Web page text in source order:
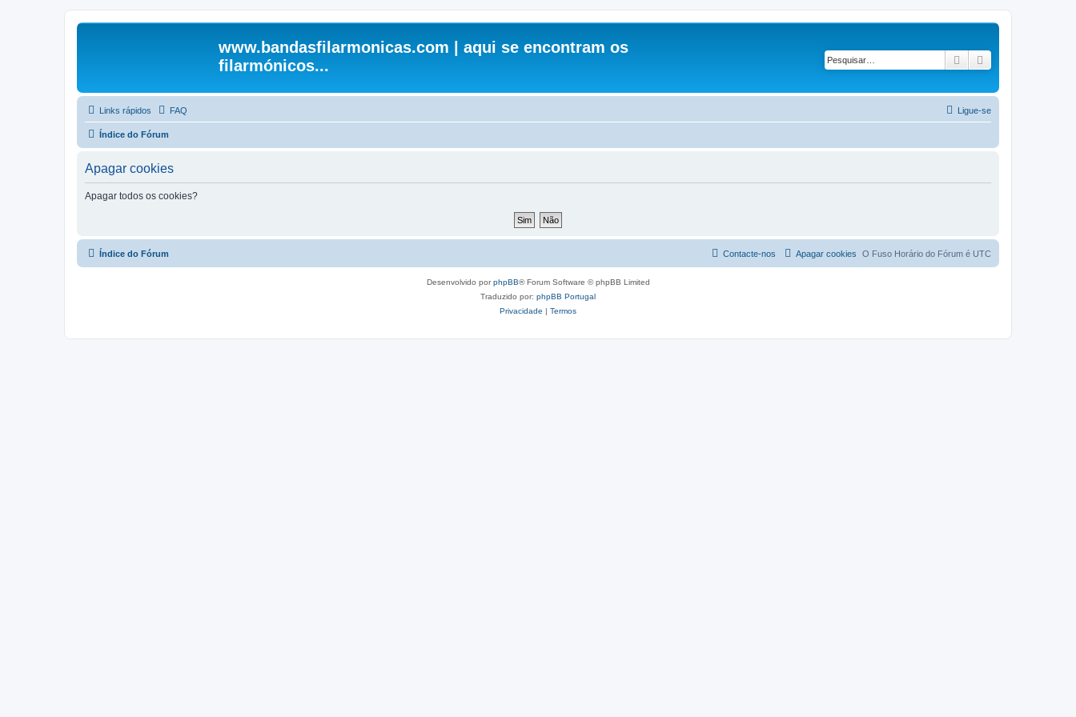
www.bandasfilarmonicas.com | aqui se encontram os
filarmónicos...
Pesquisar
Links rápidos FAQ Ligue-se
Índice do Fórum
Apagar cookies
Apagar todos os cookies?
Índice do Fórum O Fuso Horário do Fórum é UTC
Apagar cookies
Contacte-nos
Desenvolvido porphpBB® Forum Software © phpBB Limited
Traduzido por: phpBB Portugal
Privacidade | Termos